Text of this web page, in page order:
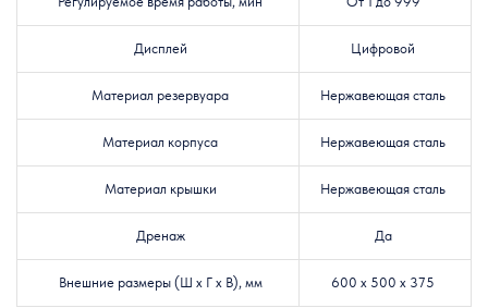
Дисплей Цифровой
Материал резервуара Нержавеющая сталь
Материал корпуса Нержавеющая сталь
Материал крышки Нержавеющая сталь
Дренаж Да
Внешние размеры (Ш х Г х В), мм 600 х 500 х 375